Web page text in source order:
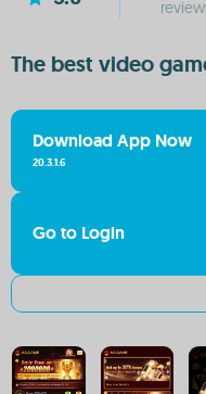
The best video
Download App Now
20.3.1.6
Go to Login